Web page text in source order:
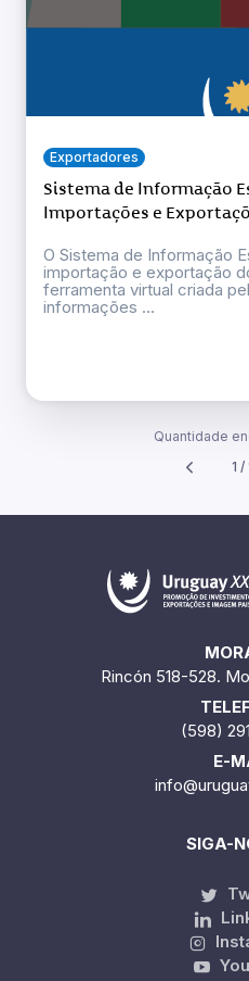
Exportadores
Sistema de Informação
Importações e
O Sistema de Informação
importação e exportação
ferramenta virtual criada
informações ...
Quantidade
1 /
Rincón 518-528.
(598)
E-
SIGA-